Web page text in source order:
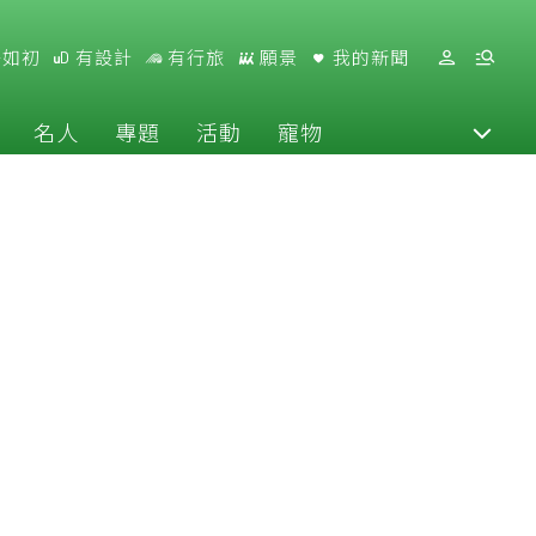
初 有設計 有行旅 願景 我的新聞
名人 專題 活動 寵物